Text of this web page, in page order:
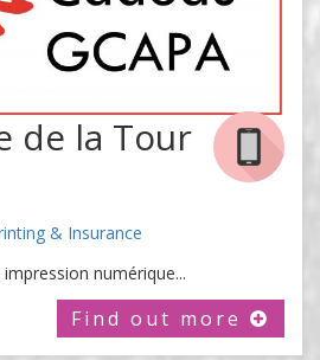
de la Tour
& Insurance
numérique...
Find out more